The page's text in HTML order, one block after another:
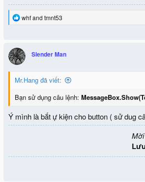
R
t
i
o
n
s
whfand tmnt53
Slender Man
Mr.Hang đã viết:
Bạn sử dụng câu lệnh:
Ý mình là bắt ự kiện cho button ( sử dug